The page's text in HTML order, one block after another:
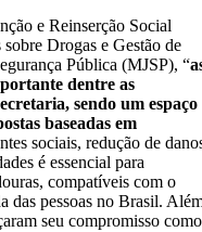
e Reinserção Social
Drogas e Gestão de
Pública (MJSP), “
dentre as
sendo um espaço
baseadas em
sociais, redução de
é essencial para
compatíveis com o
das pessoas no Brasil.
seu compromisso como